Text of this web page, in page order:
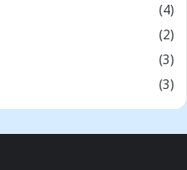
(4)
(2)
(3)
(3)